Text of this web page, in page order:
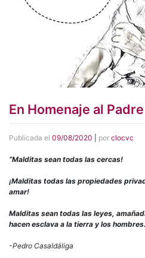
En Homenaje al
Publicada el 09/08/2020 por clocvc
“Malditas sean todas las cercas!
¡Malditas todas las propiedades
amar!
Malditas sean todas las leyes,
hacen esclava a la tierra y los
-Pedro Casaldáliga